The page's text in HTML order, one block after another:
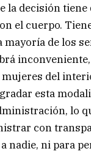
la decisión tiene
el cuerpo.
mayoría de los
del
esta
lo
con
nadie, ni para